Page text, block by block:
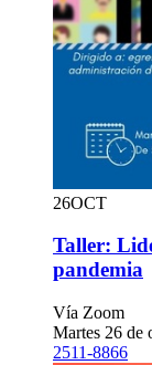
26OCT
Taller:
pandemia
Vía Zoom
Martes 26 de
2511-8866